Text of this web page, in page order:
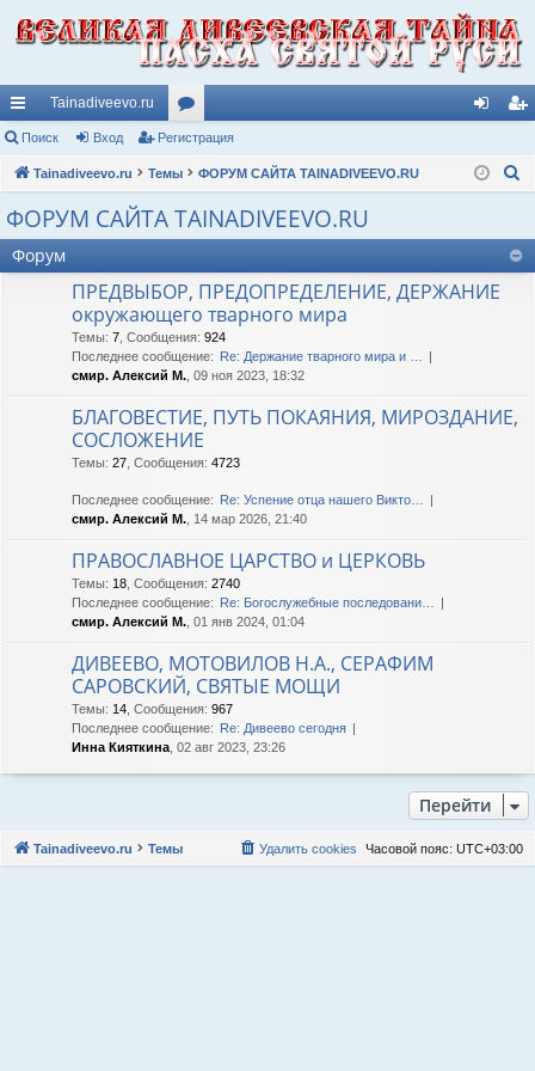
с
ы
лк
Tainadiveevo.ru
ор
ум
ы
д ис
ац
Поиск Вход Регистрация
Tainadiveevo.ru Темы ФОРУМ САЙТА TAINADIVEEVO.RU
к
ФОРУМ САЙТА TAINADIVEEVO.RU
Форум
ПРЕДВЫБОР, ПРЕДОПРЕДЕЛЕНИЕ, ДЕРЖАНИЕ
окружающего тварного мира
Темы: 7 Сообщения: 924
Последнее сообщение: Re: Держание тварного мира и …
смир. Алексий М. , 09 ноя 2023, 18:32
БЛАГОВЕСТИЕ, ПУТЬ ПОКАЯНИЯ, МИРОЗДАНИЕ,
СОСЛОЖЕНИЕ
Темы: 27 Сообщения: 4723
Последнее сообщение: Re: Успение отца нашего Викто…
смир. Алексий М. , 14 мар 2026, 21:40
ПРАВОСЛАВНОЕ ЦАРСТВО и ЦЕРКОВЬ
Темы: 18 Сообщения: 2740
Последнее сообщение: Re: Богослужебные последовани…
смир. Алексий М. , 01 янв 2024, 01:04
ДИВЕЕВО, МОТОВИЛОВ Н.А., СЕРАФИМ
САРОВСКИЙ, СВЯТЫЕ МОЩИ
Темы: 14 Сообщения: 967
Последнее сообщение: Re: Дивеево сегодня
Инна Кияткина , 02 авг 2023, 23:26
Перейти
Tainadiveevo.ru Темы Часовой пояс: UTC+03:00
Удалить cookies